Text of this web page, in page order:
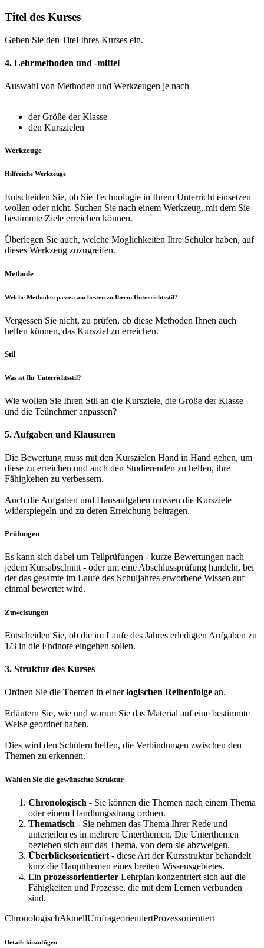
Titel des Kurses
Geben Sie den Titel Ihres Kurses ein.
4. Lehrmethoden und -mittel
Auswahl von Methoden und Werkzeugen je nach
der Größe der Klasse
den Kurszielen
Werkzeuge
Hilfreiche Werkzeuge
Entscheiden Sie, ob Sie Technologie in Ihrem Unterricht einsetzen
wollen oder nicht. Suchen Sie nach einem Werkzeug, mit dem Sie
bestimmte Ziele erreichen können.
Überlegen Sie auch, welche Möglichkeiten Ihre Schüler haben, auf
dieses Werkzeug zuzugreifen.
Methode
Welche Methoden passen am besten zu Ihrem Unterrichtsstil?
Vergessen Sie nicht, zu prüfen, ob diese Methoden Ihnen auch
helfen können, das Kursziel zu erreichen.
Stil
Was ist Ihr Unterrichtsstil?
Wie wollen Sie Ihren Stil an die Kursziele, die Größe der Klasse
und die Teilnehmer anpassen?
5. Aufgaben und Klausuren
Die Bewertung muss mit den Kurszielen Hand in Hand gehen, um
diese zu erreichen und auch den Studierenden zu helfen, ihre
Fähigkeiten zu verbessern.
Auch die Aufgaben und Hausaufgaben müssen die Kursziele
widerspiegeln und zu deren Erreichung beitragen.
Prüfungen
Es kann sich dabei um Teilprüfungen - kurze Bewertungen nach
jedem Kursabschnitt - oder um eine Abschlussprüfung handeln, bei
der das gesamte im Laufe des Schuljahres erworbene Wissen auf
einmal bewertet wird.
Zuweisungen
Entscheiden Sie, ob die im Laufe des Jahres erledigten Aufgaben zu
1/3 in die Endnote eingehen sollen.
3. Struktur des Kurses
Ordnen Sie die Themen in einerlogischen Reihenfolge an.
Erläutern Sie, wie und warum Sie das Material auf eine bestimmte
Weise geordnet haben.
Dies wird den Schülern helfen, die Verbindungen zwischen den
Themen zu erkennen.
Wählen Sie die gewünschte Struktur
Chronologisch - Sie können die Themen nach einem Thema
oder einem Handlungsstrang ordnen.
Thematisch - Sie nehmen das Thema Ihrer Rede und
unterteilen es in mehrere Unterthemen. Die Unterthemen
beziehen sich auf das Thema, von dem sie abzweigen.
Überblicksorientiert - diese Art der Kursstruktur behandelt
kurz die Hauptthemen eines breiten Wissensgebietes.
Ein prozessorientierter Lehrplan konzentriert sich auf die
Fähigkeiten und Prozesse, die mit dem Lernen verbunden
sind.
ChronologischAktuellUmfrageorientiertProzessorientiert
Details hinzufügen